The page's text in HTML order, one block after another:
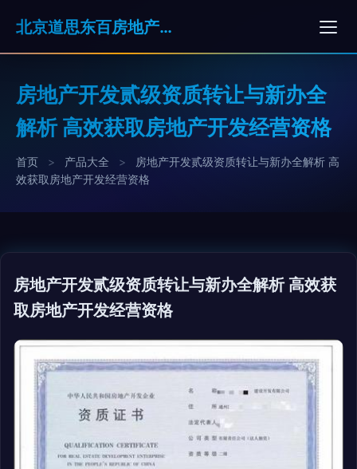
北京道思东百房地产经纪有限公司
房地产开发贰级资质转让与新办全
解析 高效获取房地产开发经营资格
首页 > 产品大全 >
房地产开发贰级资质转让与新办全解析 高
效获取房地产开发经营资格
房地产开发贰级资质转让与新办全解析 高效获
取房地产开发经营资格